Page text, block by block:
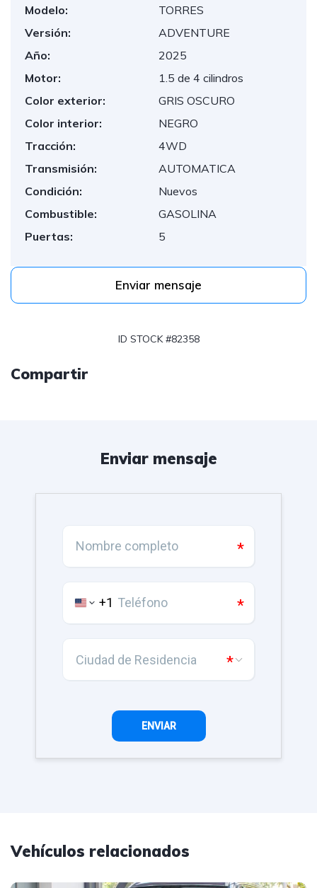
Modelo:
TORRES
Versión:
ADVENTURE
Año:
2025
Motor:
1.5 de 4 cilindros
Color exterior:
GRIS OSCURO
Color interior:
NEGRO
Tracción:
4WD
Transmisión:
AUTOMATICA
Condición:
Nuevos
Combustible:
GASOLINA
Puertas:
5
Enviar mensaje
ID STOCK #82358
Compartir
Enviar mensaje
Vehículos relacionados